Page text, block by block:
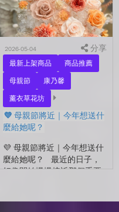
定有很多不容易。 熬過考
試...
2026-05-04 分享
最新上架商品
商品推薦
母親節
康乃馨
薰衣草花坊
💜 母親節將近｜今年想送什
麼給她呢？
💜 母親節將近｜今年想送什
麼給她呢？ 最近的日子，
好像開始慢慢接近那個重要